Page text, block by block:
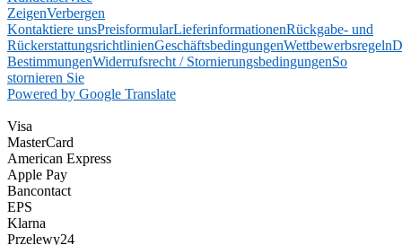
ZeigenVerbergen
Kontaktiere unsPreisformularLieferinformationenRückgabe- und
RückerstattungsrichtlinienGeschäftsbedingungenWettbewerbsregeln
BestimmungenWiderrufsrecht / StornierungsbedingungenSo
stornieren Sie
Powered by Google Translate
Visa
MasterCard
American Express
Apple Pay
Bancontact
EPS
Klarna
Przelewy24